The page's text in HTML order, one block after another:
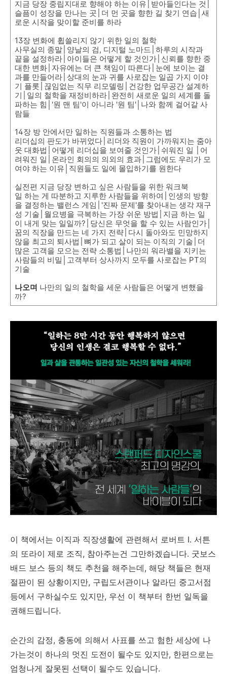
지금 당장 중립지대로 향해야 하는 이유│받아들인다는 것│
슬픔이 성장을 만나는 곳│더 먼 곳을 향한 길 찾기 연습│새
로운 시작을 맞이할 준비를 하라
13장 변화에 휩쓸리지 않기 위한 일의 철학
사무실의 종말│양날의 검, 디지털 노마드│하루의 시작과
끝을 설정하라│아이들은 어떻게 할 것인가│신뢰를 향한 중
대한 변화│자유에는 더 큰 책임이 따른다│눈에 보이는 결
과를 만들어라│상대의 눈과 귀를 사로잡는 일곱 가지 이야
기 플롯│끊임없는 직무 리모델링│건강한 업무공간 설계하
기│일의 철학을 재정비하라│완전히 새로운 일의 세계를 돌
파하는 힘│'원 맨 팀'이 아니라 '원 팀'│나와 함께 걸어갈 사
람들
14장 방 안에서만 일하는 직원들과 소통하는 법
리더십의 판도가 바뀌었다│리더와 직원이 가까워지는 줌아
웃 대화법│어떻게 리더십을 보여줄 것인가│쉬워진 일 │어
려워진 일│온라인 회의의 의외의 효과│그럼에도 우리가 모
여야 하는 이유│직원들도 일에 몰입하기를 원한다
실전편 지금 당장 변하고 싶은 사람들을 위한 워크북
일 하는 게 따분하고 지루한 사람들을 위하여│인생의 방향
을 결정하는 밸런스 게임│'진짜 문제'를 찾아내는 생각 재구
성 기술│월요병을 극복하는 가장 쉬운 방법│지금 하는 일
이 내게 맞는 일일까?│당신은 무엇을 할 수 있는 사람인가│
꿈의 직장을 만드는 네 가지 전략│다시 돌아와도 민망하지
않을 최고의 퇴사법│뼈가 되고 살이 되는 이직의 기술│더
많은 고객을 모으는 전략 소통법│나만의 워라밸을 지키는
사람들의 비밀│고객부터 상사까지 모두를 사로잡는 PT의
기술
나오며 나만의 일의 철학을 세운 사람들은 어떻게 변했을
까?
이 책에서는 이직과 직장생활에 관련해서 로버트 I. 서튼
의 또라이 제로 조직, 참아주는건 그만하겠습니다. 굿보스
배드 보스 등의 책도 추천을 해주는데, 해당 책들은 현재
절판이 된 상황이지만, 구립도서관이나 알라딘 중고서점
등에서 구하실수도 있지만, 우선 이 책부터 한번 일독을
권해드립니다.
순간의 감정, 충동에 의해서 사표를 쓰고 험한 세상에 나
가는것이 하나의 멋진 도전이 될수도 있지만, 한편으로는
엄청나게 잘못된 선택이 될수도 있습니다.